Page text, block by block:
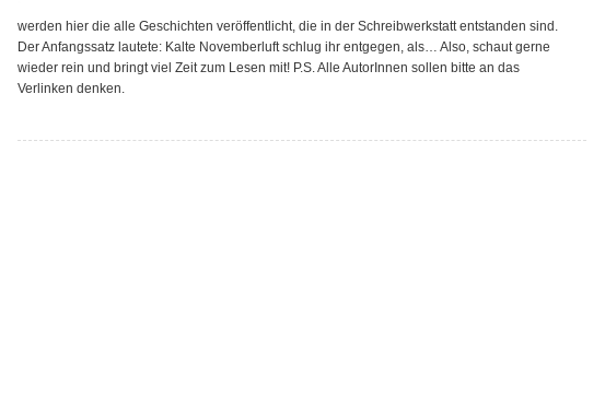
12.00
Uhr
werden hier die alle Geschichten veröffentlicht, die in der Schreibwerkstatt entstanden sind.
Der Anfangssatz lautete: Kalte Novemberluft schlug ihr entgegen, als… Also, schaut gerne
wieder rein und bringt viel Zeit zum Lesen mit! P.S. Alle AutorInnen sollen bitte an das
Verlinken denken.